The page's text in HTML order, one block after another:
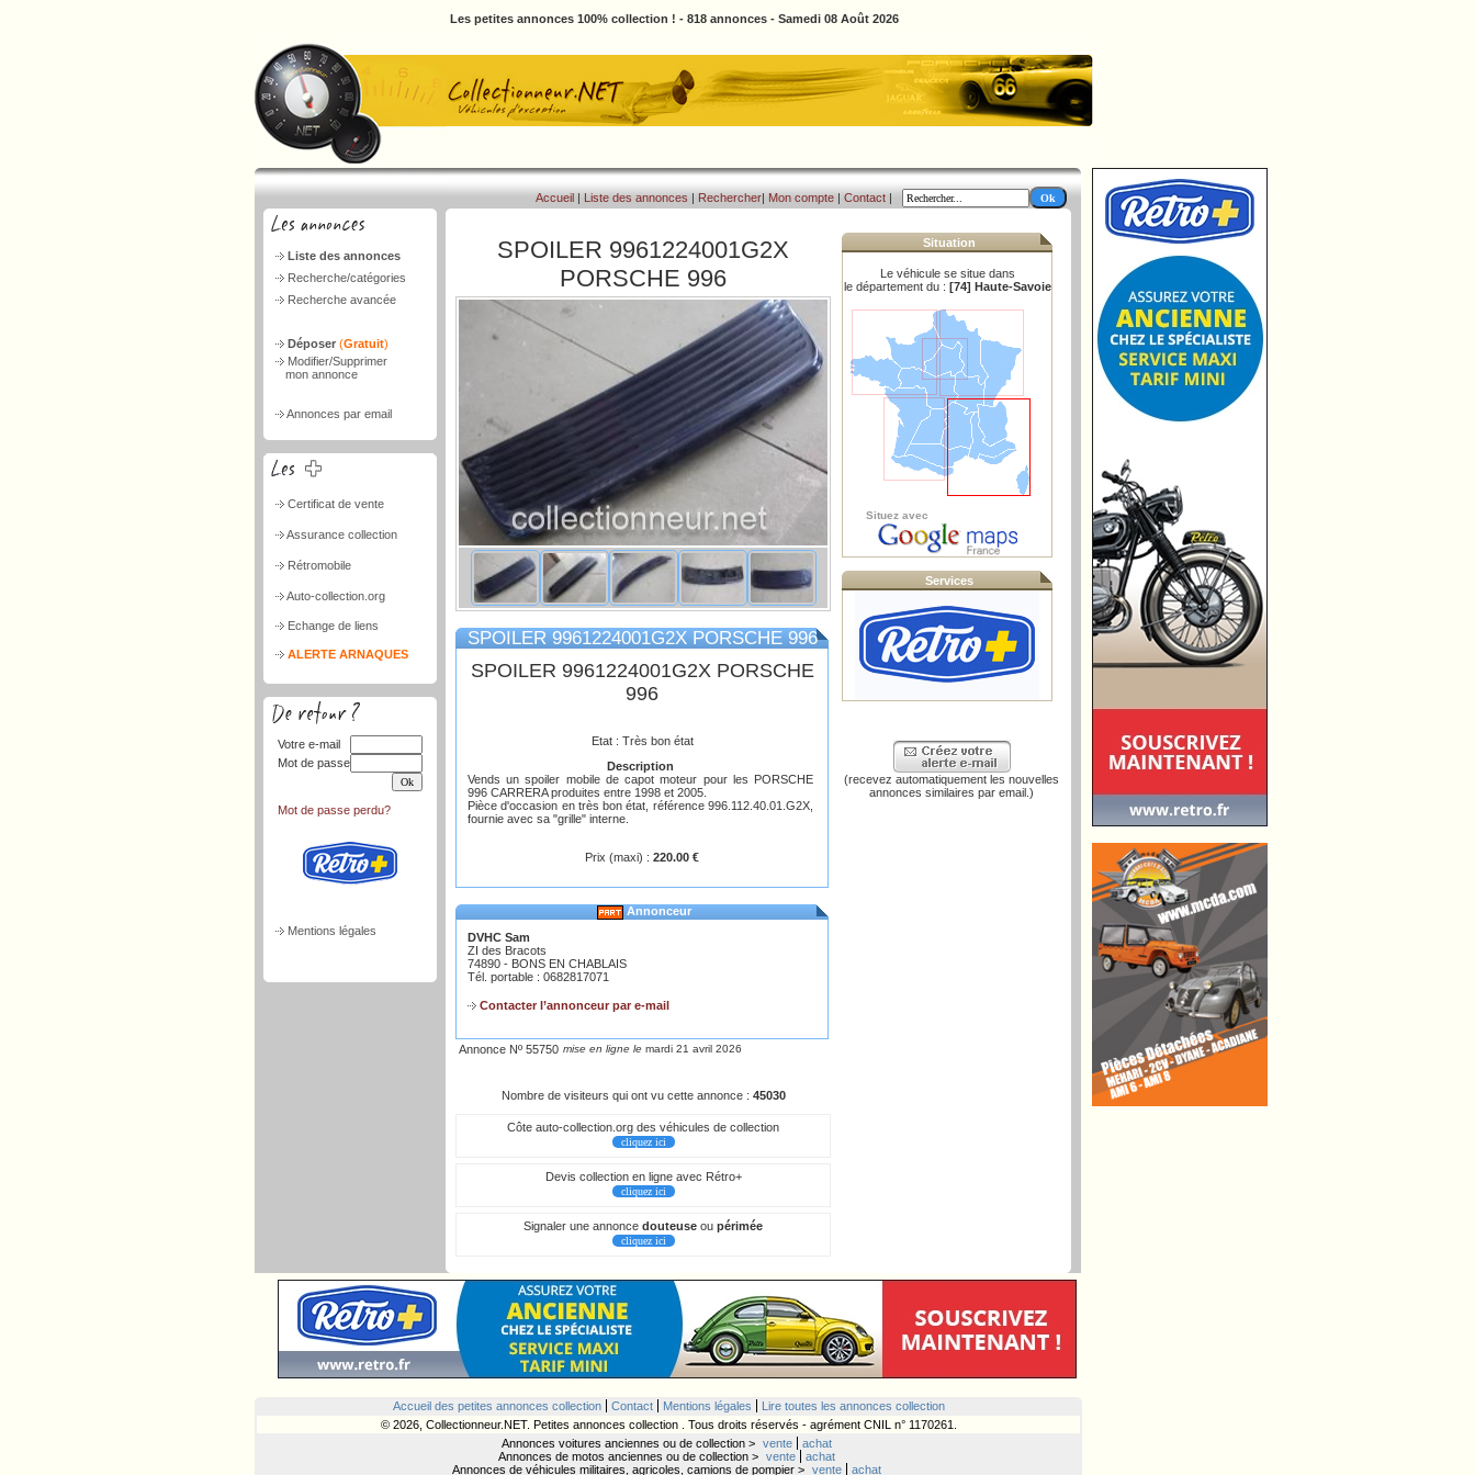
Les petites annonces 100% collection ! - 818 annonces - Samedi 08 Août 2026
Liste des annonces
Recherche/catégories
Recherche avancée
Déposer (Gratuit)
Modifier/Supprimer
mon annonce
Annonces par email
Certificat de vente
Assurance collection
Rétromobile
Auto-collection.org
Echange de liens
ALERTE ARNAQUES
Votre e-mail
Mot de passe
Mot de passe perdu?
Mentions légales
Accueil | Liste des annonces | Rechercher| Mon compte | Contact |
SPOILER 9961224001G2X
PORSCHE 996
SPOILER 9961224001G2X PORSCHE 996
SPOILER 9961224001G2X PORSCHE
996
Etat : Très bon état
Description
Vends un spoiler mobile de capot moteur pour les PORSCHE
996 CARRERA produites entre 1998 et 2005.
Pièce d'occasion en très bon état, référence 996.112.40.01.G2X,
fournie avec sa "grille" interne.
Prix (maxi) : 220.00 €
Annonceur
DVHC Sam
ZI des Bracots
74890 - BONS EN CHABLAIS
Tél. portable : 0682817071
Contacter l’annonceur par e-mail
Annonce Nº 55750 mise en ligne le mardi 21 avril 2026
Nombre de visiteurs qui ont vu cette annonce : 45030
Côte auto-collection.org des véhicules de collection
cliquez ici
Devis collection en ligne avec Rétro+
cliquez ici
Signaler une annonce douteuse ou périmée
cliquez ici
Situation
Le véhicule se situe dans
le département du : [74] Haute-Savoie
Situez avec
Services
(recevez automatiquement les nouvelles
annonces similaires par email.)
Accueil des petites annonces collection Contact Mentions légales
Lire toutes les annonces collection
© 2026, Collectionneur.NET. Petites annonces collection . Tous droits réservés - agrément CNIL n° 1170261.
Annonces voitures anciennes ou de collection > vente
achat
Annonces de motos anciennes ou de collection > vente
achat
Annonces de véhicules militaires, agricoles, camions de pompier > vente achat